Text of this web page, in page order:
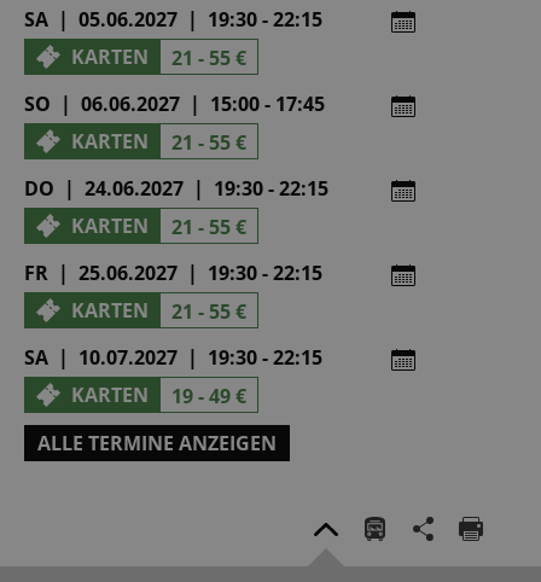
SA | 05.06.2027 | 19:30 - 22:15
KARTEN
21 - 55 €
SO | 06.06.2027 | 15:00 - 17:45
KARTEN
21 - 55 €
DO | 24.06.2027 | 19:30 - 22:15
KARTEN
21 - 55 €
FR | 25.06.2027 | 19:30 - 22:15
KARTEN
21 - 55 €
SA | 10.07.2027 | 19:30 - 22:15
KARTEN
19 - 49 €
ALLE TERMINE ANZEIGEN